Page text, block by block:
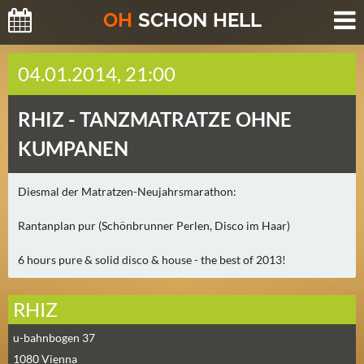
OH SCHON HELL
H
E
T
E
(
)
O
R
G
E
N
(
04.01.2014, 21:00
RHIZ - TANZMATRATZE OHNE
KUMPANEN
Diesmal der Matratzen-Neujahrsmarathon:
Rantanplan pur (Schönbrunner Perlen, Disco im Haar)
6 hours pure & solid disco & house - the best of 2013!
RHIZ
u-bahnbogen 37
1080Vienna